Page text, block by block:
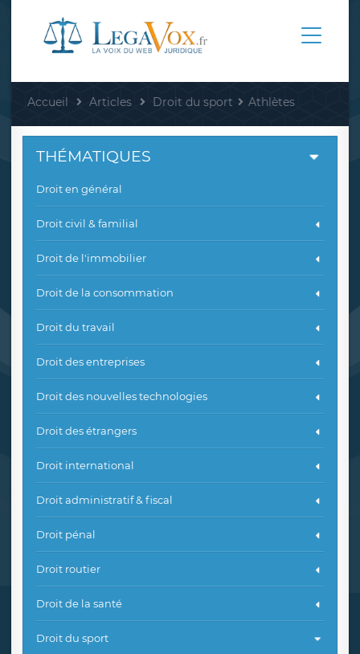
Accueil Articles Droit du sport Athlètes
THÉMATIQUES
Droit en général
Droit civil & familial
Droit de l'immobilier
Droit de la consommation
Droit du travail
Droit des entreprises
Droit des nouvelles technologies
Droit des étrangers
Droit international
Droit administratif & fiscal
Droit pénal
Droit routier
Droit de la santé
Droit du sport